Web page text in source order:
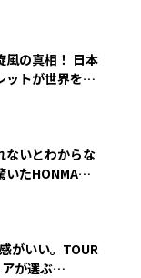
風の真相！ 日本
ットが世界を席
ないとわからな
いたHONMA
がいい。TOUR
が選ぶ